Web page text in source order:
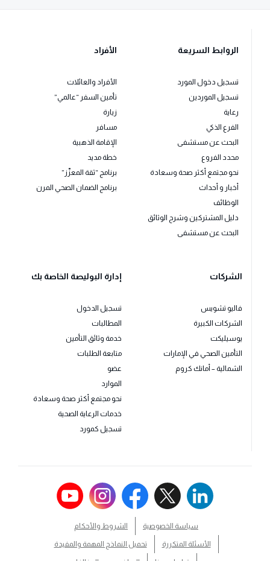
الروابط السريعة
تسجيل دخول المورد
تسجيل الموردين
رعاية
الفرع الذكي
البحث عن مستشفى
محدد الفروع
نحو مجتمع أكثر صحة وسعادة
أخبار و أحداث
الوظائف
دليل المشتركين وشرح الوثائق
البحث عن مستشفى
الأفراد
الأفراد والعائلات
تأمين السفر “عالمي”
زيارة
مسافر
الإقامة الذهبية
خطة مديد
برنامج “ثقة المعزّز”
برنامج الضمان الصحي المرن
الشركات
فاليو تشويس
الشركات الكبيرة
يوسيليكت
التأمين الصحي في الإمارات
الشمالية – أمانك كروم
إدارة البوليصة الخاصة بك
تسجيل الدخول
المطالبات
خدمة وثائق التأمين
متابعة الطلبات
عضو
الموارد
نحو مجتمع أكثر صحة وسعادة
خدمات الرعاية الصحية
تسجيل كمورد
سياسة الخصوصية الشروط والأحكام
الأسئلة المتكررة تحميل النماذج المهمة والمفيدة